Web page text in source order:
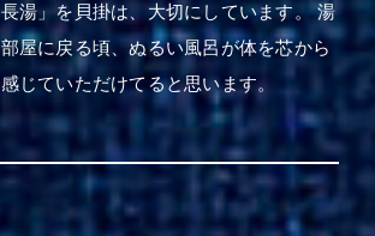
湯」を貝掛は、大切にしています。 湯
屋に戻る頃、ぬるい風呂が体を芯から
じていただけてると思います。